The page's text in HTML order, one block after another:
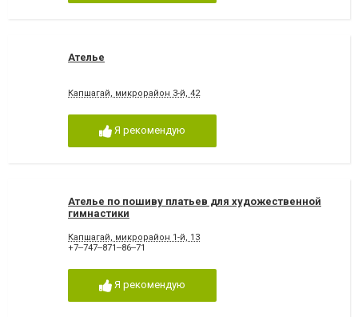
Ателье
Капшагай, микрорайон 3-й, 42
Я рекомендую
Ателье по пошиву платьев для художественной
гимнастики
Капшагай, микрорайон 1-й, 13
+7‒747‒871‒86‒71
Я рекомендую